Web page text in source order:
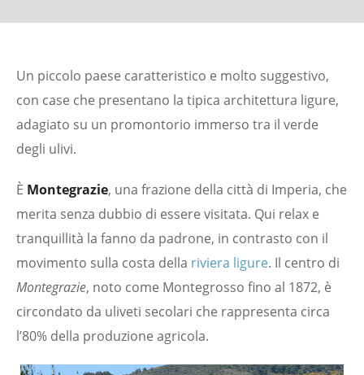
Un piccolo paese caratteristico e molto suggestivo,
con case che presentano la tipica architettura ligure,
adagiato su un promontorio immerso tra il verde
degli ulivi.
È Montegrazie, una frazione della città di Imperia, che
merita senza dubbio di essere visitata. Qui relax e
tranquillità la fanno da padrone, in contrasto con il
movimento sulla costa della riviera ligure. Il centro di
Montegrazie, noto come Montegrosso fino al 1872, è
circondato da uliveti secolari che rappresenta circa
l’80% della produzione agricola.